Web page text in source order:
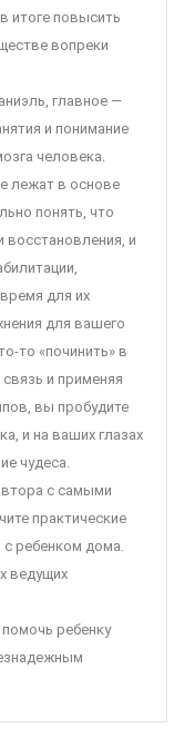
итоге повысить
вопреки
главное —
и понимание
человека.
лежат в основе
понять, что
восстановления, и
для их
для вашего
то «починить» в
и применяя
вы пробудите
и на ваших глазах
чудеса.
с самыми
практические
ребенком дома.
ведущих
ребенку